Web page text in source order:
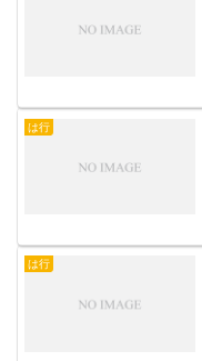
は行
は行